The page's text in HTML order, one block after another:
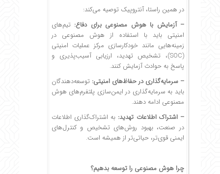
در همین راستا، آنتروپیک توصیه می‌کند:
– آزمایش با هوش مصنوعی برای دفاع: تیم‌های
امنیتی باید با استفاده از هوش مصنوعی در
زمینه‌هایی مانند خودکارسازی مرکز عملیات امنیتی
(SOC)، تشخیص تهدید، ارزیابی آسیب‌پذیری و
پاسخ به حوادث آزمایش کنند.
– سرمایه‌گذاری در حفاظ‌های امنیتی: توسعه‌دهندگان
باید به سرمایه‌گذاری در ایمن‌سازی پلتفرم‌های هوش
مصنوعی ادامه دهند.
– اشتراک اطلاعات تهدید: به اشتراک‌گذاری اطلاعات
در صنعت، بهبود روش‌های تشخیص و کنترل‌های
ایمنی قوی‌تر، حیاتی‌تر از همیشه است.
چرا هوش مصنوعی را توسعه بدهیم؟